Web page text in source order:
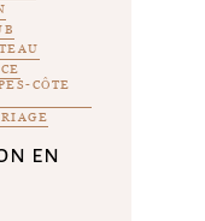
CÔTE
en